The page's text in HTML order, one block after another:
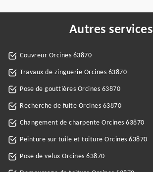
Autres services
Couvreur Orcines 63870
Travaux de zinguerie Orcines 63870
Pose de gouttières Orcines 63870
Recherche de fuite Orcines 63870
Changement de charpente Orcines 63870
Peinture sur tuile et toiture Orcines 63870
Pose de velux Orcines 63870